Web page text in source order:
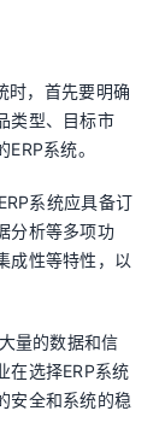
时，首先要明确
类型、目标市
系统。
系统应具备订
分析等多项功
成性等特性，以
量的数据和信
在选择ERP系统
安全和系统的稳